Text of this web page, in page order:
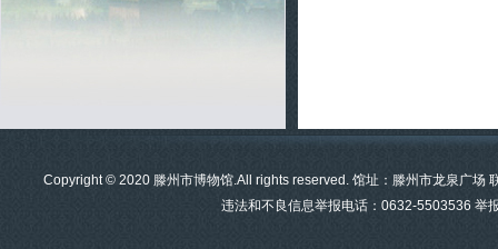
Copyright © 2020 滕州市博物馆.All rights reserved. 馆址：滕州市龙泉广场
违法和不良信息举报电话：0632-5503536 举